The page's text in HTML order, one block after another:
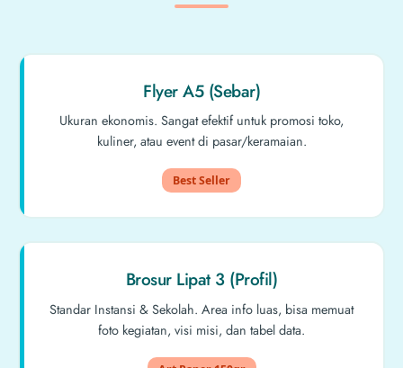
Flyer A5 (Sebar)
Ukuran ekonomis. Sangat efektif untuk promosi toko,
kuliner, atau event di pasar/keramaian.
Best Seller
Brosur Lipat 3 (Profil)
Standar Instansi & Sekolah. Area info luas, bisa memuat
foto kegiatan, visi misi, dan tabel data.